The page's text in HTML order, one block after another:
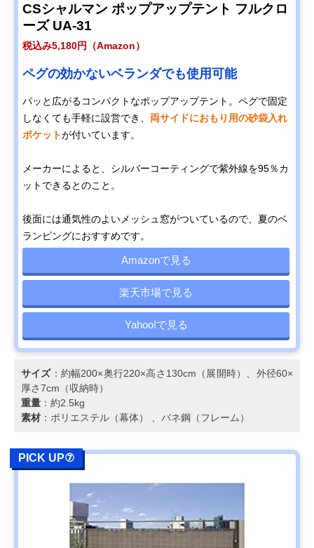
CSシャルマン ポップアップテント フルクロ
ーズ UA-31
税込み5,180円（Amazon）
ペグの効かないベランダでも使用可能
パッと広がるコンパクトなポップアップテント。ペグで固定
しなくても手軽に設営でき、 両サイドにおもり用の砂袋入れ
ポケットが付いています。
メーカーによると、シルバーコーティングで紫外線を95％カ
ットできるとのこと。
後面には通気性のよいメッシュ窓がついているので、夏のベ
ランピングにおすすめです。
Amazonで見る
楽天市場で見る
Yahoo!で見る
サイズ：約幅200×奥行220×高さ130cm（展開時）、外径60×
厚さ7cm（収納時）
重量 ：約2.5kg
素材 ：ポリエステル（幕体） 、バネ鋼（フレーム）
PICK UP⑦